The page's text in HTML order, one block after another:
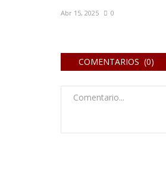
Abr 15, 2025 0
COMENTARIOS (0)